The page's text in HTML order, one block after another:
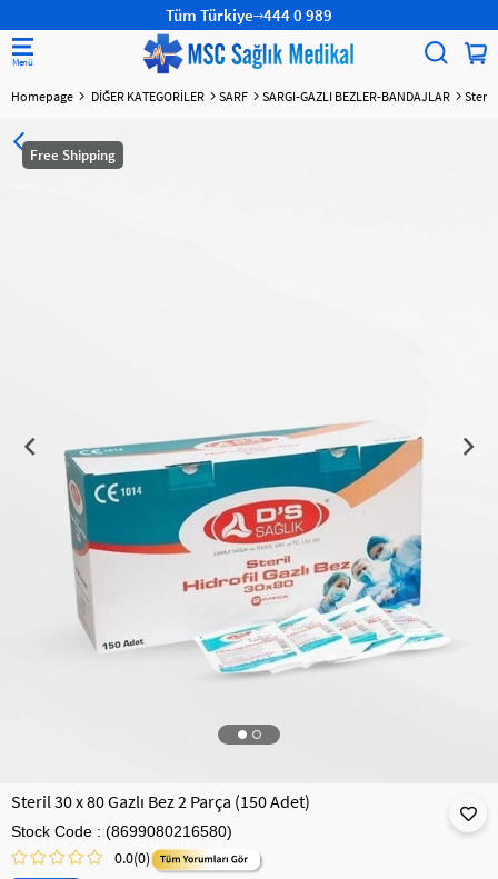
Tüm Türkiye 444 0 989
Homepage DİĞER KATEGORİLER SARF SARGI-GAZLI BEZLER-BANDAJLAR Steril
Free Shipping
Steril 30 x 80 Gazlı Bez 2 Parça (150 Adet)
Stock Code (8699080216580)
0.0(0)